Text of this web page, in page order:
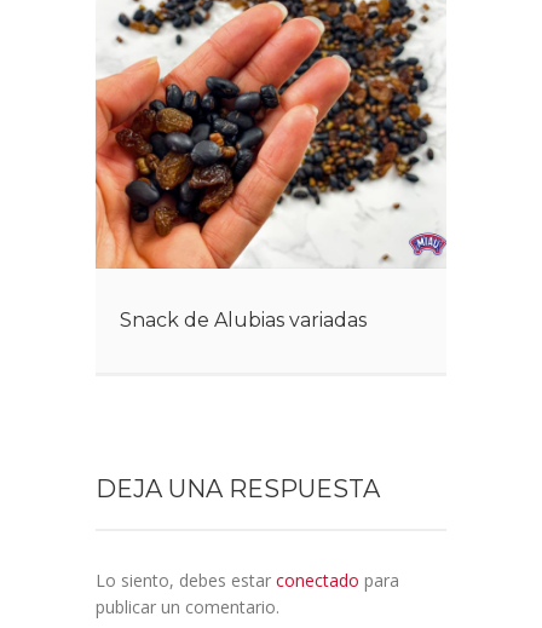
Snack de Alubias variadas
DEJA UNA RESPUESTA
Lo siento, debes estar conectado para
publicar un comentario.